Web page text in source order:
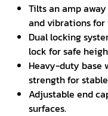
Tilts an amp
and vibrations for
Dual locking
lock for safe
Heavy-duty base
strength for
Adjustable end
surfaces.